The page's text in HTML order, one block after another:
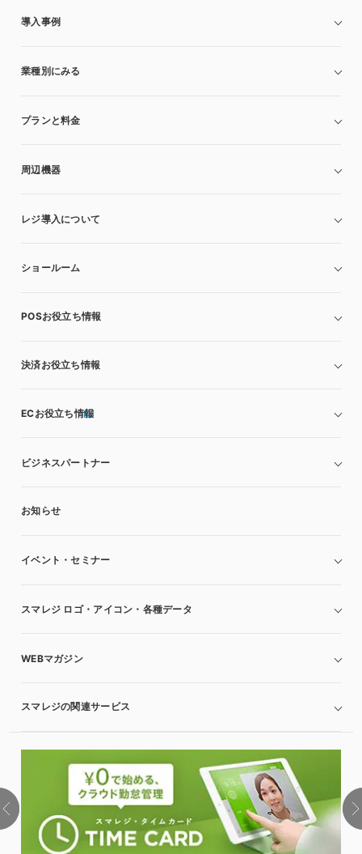
導入事例
業種別にみる
プランと料金
周辺機器
レジ導入について
ショールーム
POSお役立ち情報
決済お役立ち情報
ECお役立ち情報
ビジネスパートナー
お知らせ
イベント・セミナー
スマレジ ロゴ・アイコン・各種データ
WEBマガジン
スマレジの関連サービス